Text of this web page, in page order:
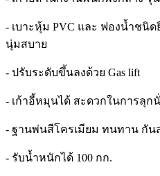
- เบาะหุ้ม PVC และ ฟองน้ำชนิ
นุ่มสบาย
- ปรับระดับขึ้นลงด้วย Gas lift
- เก้าอี้หมุนได้ สะดวกในการลุก
- ฐานพ่นสีโครเมียม ทนทาน กัน
- รับน้ำหนักได้ 100 กก.